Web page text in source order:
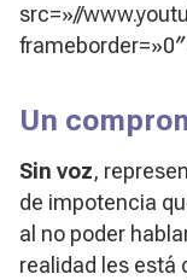
src=»//
Un
Sin voz,
de impotencia
al no poder
realidad les está